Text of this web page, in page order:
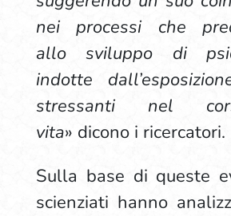
nei processi che
allo sviluppo di
indotte
stressanti nel
vita» dicono i ricercatori.
Sulla base di queste
scienziati hanno